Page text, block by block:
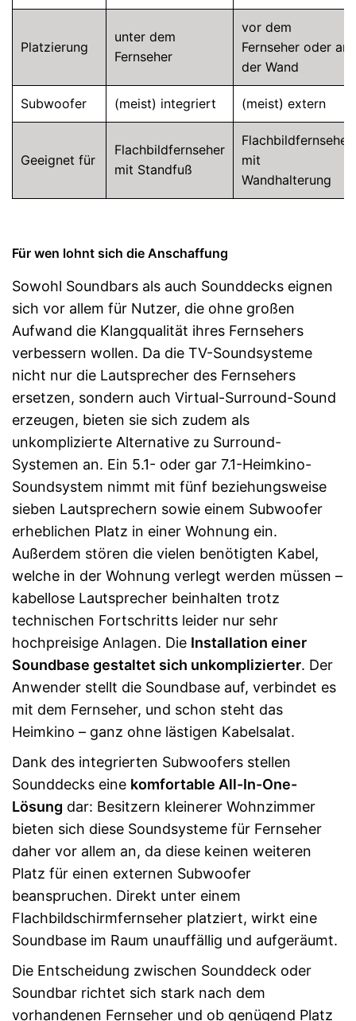
Platzierung
unter dem
Fernseher
vor dem
Fernseher oder an
der Wand
Subwoofer (meist) integriert (meist) extern
Geeignet für
Flachbildfernseher
mit Standfuß
Flachbildfernseher
mit
Wandhalterung
Für wen lohnt sich die Anschaffung
Sowohl Soundbars als auch Sounddecks eignen
sich vor allem für Nutzer, die ohne großen
Aufwand die Klangqualität ihres Fernsehers
verbessern wollen. Da die TV-Soundsysteme
nicht nur die Lautsprecher des Fernsehers
ersetzen, sondern auch Virtual-Surround-Sound
erzeugen, bieten sie sich zudem als
unkomplizierte Alternative zu Surround-
Systemen an. Ein 5.1- oder gar 7.1-Heimkino-
Soundsystem nimmt mit fünf beziehungsweise
sieben Lautsprechern sowie einem Subwoofer
erheblichen Platz in einer Wohnung ein.
Außerdem stören die vielen benötigten Kabel,
welche in der Wohnung verlegt werden müssen –
kabellose Lautsprecher beinhalten trotz
technischen Fortschritts leider nur sehr
hochpreisige Anlagen. Die Installation einer
Soundbase gestaltet sich unkomplizierter. Der
Anwender stellt die Soundbase auf, verbindet es
mit dem Fernseher, und schon steht das
Heimkino – ganz ohne lästigen Kabelsalat.
Dank des integrierten Subwoofers stellen
Sounddecks eine komfortable All-In-One-
Lösung dar: Besitzern kleinerer Wohnzimmer
bieten sich diese Soundsysteme für Fernseher
daher vor allem an, da diese keinen weiteren
Platz für einen externen Subwoofer
beanspruchen. Direkt unter einem
Flachbildschirmfernseher platziert, wirkt eine
Soundbase im Raum unauffällig und aufgeräumt.
Die Entscheidung zwischen Sounddeck oder
Soundbar richtet sich stark nach dem
vorhandenen Fernseher und ob genügend Platz